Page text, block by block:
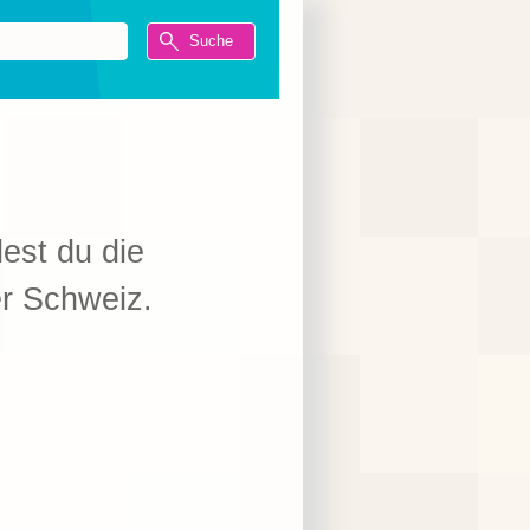
du die
Schweiz.